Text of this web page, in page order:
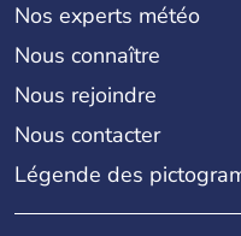
Nos experts météo
Nous connaître
Nous rejoindre
Nous contacter
Légende des